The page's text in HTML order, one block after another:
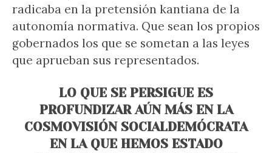
radicaba en la pretensión kantiana de la
autonomía normativa. Que sean los propios
gobernados los que se sometan a las leyes
que aprueban sus representados.
LO QUE SE PERSIGUE ES
PROFUNDIZAR AÚN MÁS EN LA
COSMOVISIÓN SOCIALDEMÓCRATA
EN LA QUE HEMOS ESTADO